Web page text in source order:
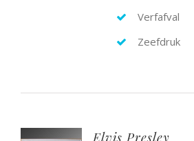
Verfafval
Zeefdruk